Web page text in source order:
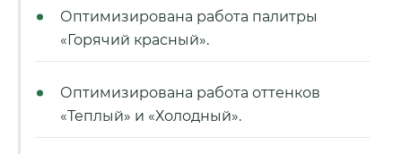
Оптимизирована работа палитры
«Горячий красный».
Оптимизирована работа оттенков
«Теплый» и «Холодный».